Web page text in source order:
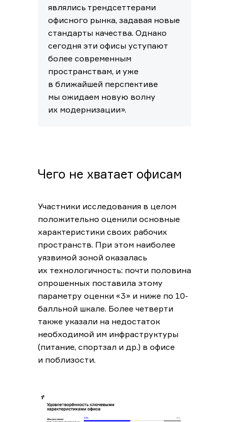
являлись трендсеттерами
офисного рынка, задавая новые
стандарты качества. Однако
сегодня эти офисы уступают
более современным
пространствам, и уже
в ближайшей перспективе
мы ожидаем новую волну
их модернизации».
Чего не хватает офисам
Участники исследования в целом
положительно оценили основные
характеристики своих рабочих
пространств. При этом наиболее
уязвимой зоной оказалась
их технологичность: почти половина
опрошенных поставила этому
параметру оценки «3» и ниже по 10-
балльной шкале. Более четверти
также указали на недостаток
необходимой им инфраструктуры
(питание, спортзал и др.) в офисе
и поблизости.